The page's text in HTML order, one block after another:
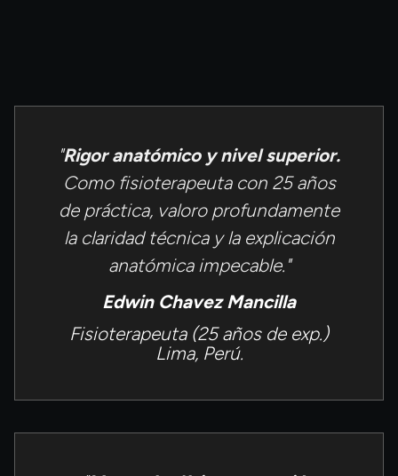
"Rigor anatómico y nivel superior.
Como fisioterapeuta con 25 años
de práctica, valoro profundamente
la claridad técnica y la explicación
anatómica impecable."
Edwin Chavez Mancilla
Fisioterapeuta (25 años de exp.)
Lima, Perú.